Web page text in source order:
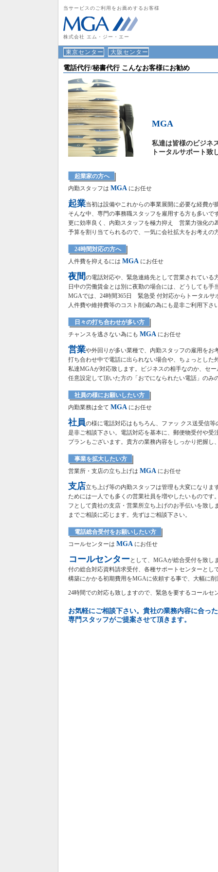
当サービスのご利用をお薦めするお客様
株式会社 エム・ジー・エー
東京センター 大阪センター
電話代行/秘書代行 こんなお客様にお勧め
MGA
私達は皆様のビジネ
トータルサポート致
起業家の方へ
内勤スタッフは MGA にお任せ
起業当初は設備やこれからの事業展開に必要な経費が
そんな中、専門の事務職スタッフを雇用する方も多いで
更に効率良く、内勤スタッフを極力抑え 営業力強化の
予算を割り当てられるので、一気に会社拡大をお考えの
24時間対応の方へ
人件費を抑えるには MGA にお任せ
夜間の電話対応や、緊急連絡先として営業されている
日中の労働賃金とは別に夜勤の場合には、どうしても手
MGAでは、24時間365日 緊急受 付対応からトータルサ
人件費や維持費等のコスト削減の為にも是非ご利用下さ
日々の打ち合わせが多い方
チャンスを逃さない為にも MGA にお任せ
営業や外回りが多い業種で、内勤スタッフの雇用をお
打ち合わせ中で電話に出られない場合や、ちょっとした
私達MGAが対応致します。ビジネスの相手なのか、セ
任意設定して頂いた方の「おでになられたい電話」のみ
社員の様にお願いしたい方
内勤業務は全て MGA にお任せ
社員の様に電話対応はもちろん、ファッ クス送受信
是非ご相談下さい。電話対応を基本に、郵便物受付や受
プランもございます。貴方の業務内容をしっかり把握し
事業を拡大したい方
営業所・支店の立ち上げは MGA にお任せ
支店立ち上げ等の内勤スタッフは管理も大変になりま
ためには一人でも多くの営業社員を増やしたいものです
フとして貴社の支店・営業所立ち上げのお手伝いを致し
までご相談に応じます。先ずはご相談下さい。
電話総合受付をお願いしたい方
コールセンターは MGA にお任せ
コールセンターとして、MGAが総合受付を致し
付の総合対応資料請求受付、各種サポートセンターとし
構築にかかる初期費用をMGAに依頼する事で、大幅に
24時間での対応も致しますので、緊急を要するコールセ
お気軽にご相談下さい。貴社の業務内容に合っ
専門スタッフがご提案させて頂きます。